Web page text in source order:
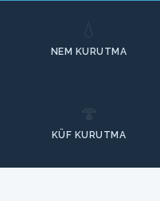
NEM KURUTMA
KÜF KURUTMA